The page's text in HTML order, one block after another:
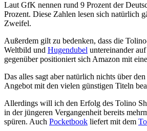
Laut GfK nennen rund 9 Prozent der
Prozent. Diese Zahlen lesen sich natürlich
Zweifel.
Außerdem gilt zu bedenken, dass die
Weltbild und Hugendubel untereinander
gegenüber positioniert sich Amazon mit
Das alles sagt aber natürlich nichts über
Angebot mit den vielen günstigen Titeln
Allerdings will ich den Erfolg des Tolino
in der jüngeren Vergangenheit bereits
spüren. Auch Pocketbook liefert mit dem